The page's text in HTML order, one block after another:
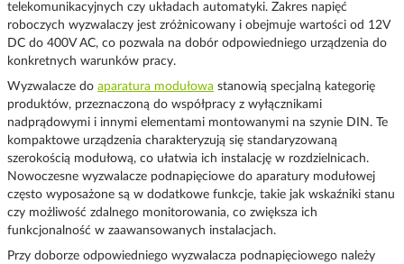
telekomunikacyjnych czy układach automatyki. Zakres napięć
roboczych wyzwalaczy jest zróżnicowany i obejmuje wartości od 12V
DC do 400V AC, co pozwala na dobór odpowiedniego urządzenia do
konkretnych warunków pracy.
Wyzwalacze do aparatura modułowa stanowią specjalną kategorię
produktów, przeznaczoną do współpracy z wyłącznikami
nadprądowymi i innymi elementami montowanymi na szynie DIN. Te
kompaktowe urządzenia charakteryzują się standaryzowaną
szerokością modułową, co ułatwia ich instalację w rozdzielnicach.
Nowoczesne wyzwalacze podnapięciowe do aparatury modułowej
często wyposażone są w dodatkowe funkcje, takie jak wskaźniki stanu
czy możliwość zdalnego monitorowania, co zwiększa ich
funkcjonalność w zaawansowanych instalacjach.
Przy doborze odpowiedniego wyzwalacza podnapięciowego należy